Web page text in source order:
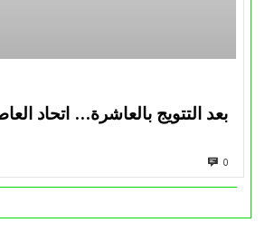
بعد التتويج بالعاشرة… اتحاد
0